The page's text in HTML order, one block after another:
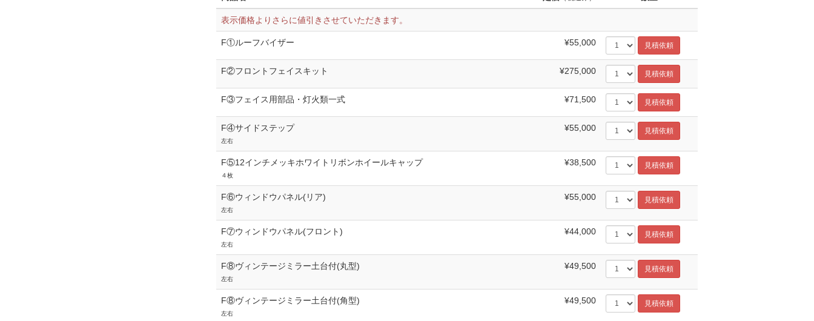
表示価格よりさらに値引きさせていただきます。
F①ルーフバイザー ¥55,000
F②フロントフェイスキット ¥275,000
F③フェイス用部品・灯火類一式 ¥71,500
F④サイドステップ
左右
¥55,000
F⑤12インチメッキホワイトリボンホイールキャップ
４枚
¥38,500
F⑥ウィンドウパネル(リア)
左右
¥55,000
F⑦ウィンドウパネル(フロント)
左右
¥44,000
F⑧ヴィンテージミラー土台付(丸型)
左右
¥49,500
F⑧ヴィンテージミラー土台付(角型)
左右
¥49,500